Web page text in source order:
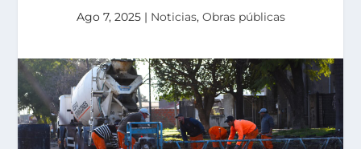
Ago 7, 2025| Noticias, Obras públicas